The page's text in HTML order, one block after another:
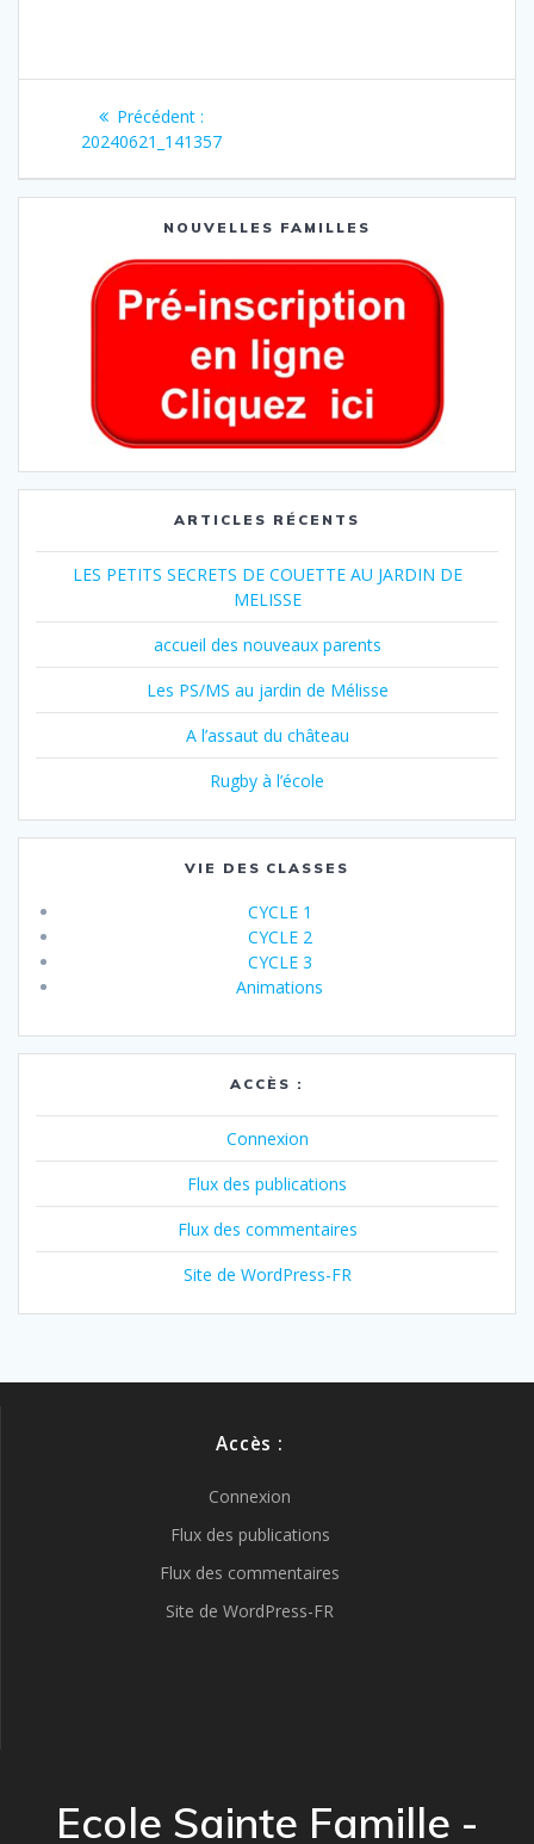
Précédent :
20240621_141357
NOUVELLES FAMILLES
ARTICLES RÉCENTS
LES PETITS SECRETS DE COUETTE AU JARDIN DE
MELISSE
accueil des nouveaux parents
Les PS/MS au jardin de Mélisse
A l’assaut du château
Rugby à l’école
VIE DES CLASSES
CYCLE 1
CYCLE 2
CYCLE 3
Animations
ACCÈS :
Connexion
Flux des publications
Flux des commentaires
Site de WordPress-FR
Accès :
Connexion
Flux des publications
Flux des commentaires
Site de WordPress-FR
Ecole Sainte Famille -